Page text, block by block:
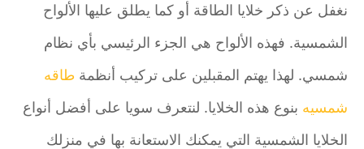
نغفل عن ذكر خلايا الطاقة أو كما يطلق عليها الألواح
الشمسية. فهذه الألواح هي الجزء الرئيسي بأي نظام
شمسي. لهذا يهتم المقبلين على تركيب أنظمةطاقه
شمسيهبنوع هذه الخلايا. لنتعرف سويا على أفضل أنواع
الخلايا الشمسية التي يمكنك الاستعانة بها في منزلك